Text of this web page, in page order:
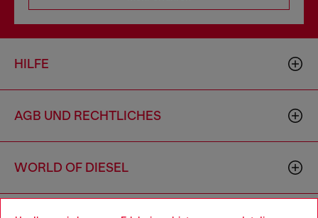
HILFE
AGB UND RECHTLICHES
WORLD OF DIESEL